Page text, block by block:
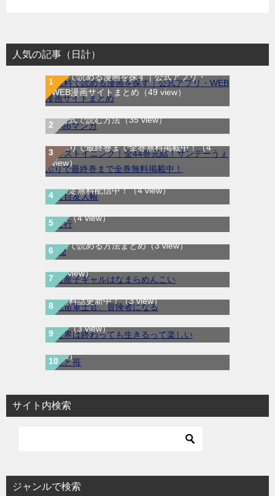
人気の記事（日計）
無料で読める漫画を探す｜公式アプリ・
WEB漫画サイトまとめ （49 view）
WEB漫画サイト一覧｜ブラウザで無料漫画
を公式で読む方法（35 view）
ラストイニング｜全44巻完結！サンデーう
ぇぶりで最終巻まで全巻無料掲載中！（4
view）
夏目友人帳｜最新刊30巻！マンガParkで期
間限定無料配信中！（4 view）
ま行（4 view）
H2はどこで読める？｜サンデーうぇぶりで
無料で読める方法まとめ（3 view）
道産子ギャルはなまらめんこい｜最新刊第
12巻！少年ジャンプ＋で全話無料配信中！
（3 view）
航宙軍士官、冒険者になる｜最新刊第6巻！
第5巻まで無料で読めるマンガアプリ！※順
次無料話更新中！（3 view）
世界は終わっても生きるって楽しい｜最新刊
第3巻！コミックガルド＋で基本無料連載
中！（3 view）
龍と苺｜最新刊第4巻！全巻無料で読める公
式マンガアプリ＿サンデーうぇぶり（3
view）
サイト内検索
ジャンルで検索